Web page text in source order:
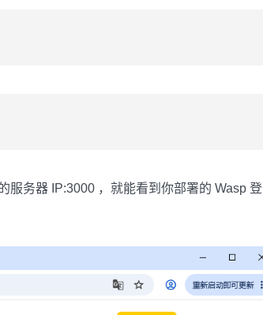
服务器 IP:3000 ，就能看到你部署的 Wasp 登